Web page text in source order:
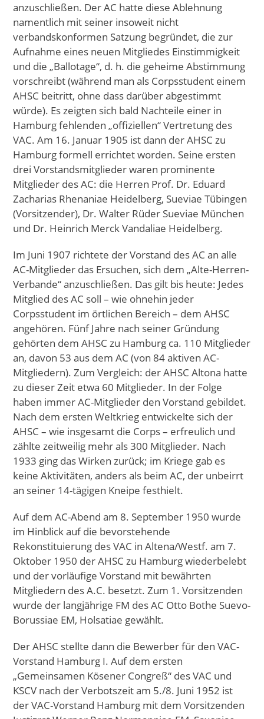
anzuschließen. Der AC hatte diese Ablehnung
namentlich mit seiner insoweit nicht
verbandskonformen Satzung begründet, die zur
Aufnahme eines neuen Mitgliedes Einstimmigkeit
und die „Ballotage“, d. h. die geheime Abstimmung
vorschreibt (während man als Corpsstudent einem
AHSC beitritt, ohne dass darüber abgestimmt
würde). Es zeigten sich bald Nachteile einer in
Hamburg fehlenden „offiziellen“ Vertretung des
VAC. Am 16. Januar 1905 ist dann der AHSC zu
Hamburg formell errichtet worden. Seine ersten
drei Vorstandsmitglieder waren prominente
Mitglieder des AC: die Herren Prof. Dr. Eduard
Zacharias Rhenaniae Heidelberg, Sueviae Tübingen
(Vorsitzender), Dr. Walter Rüder Sueviae München
und Dr. Heinrich Merck Vandaliae Heidelberg.
Im Juni 1907 richtete der Vorstand des AC an alle
AC-Mitglieder das Ersuchen, sich dem „Alte-Herren-
Verbande“ anzuschließen. Das gilt bis heute: Jedes
Mitglied des AC soll – wie ohnehin jeder
Corpsstudent im örtlichen Bereich – dem AHSC
angehören. Fünf Jahre nach seiner Gründung
gehörten dem AHSC zu Hamburg ca. 110 Mitglieder
an, davon 53 aus dem AC (von 84 aktiven AC-
Mitgliedern). Zum Vergleich: der AHSC Altona hatte
zu dieser Zeit etwa 60 Mitglieder. In der Folge
haben immer AC-Mitglieder den Vorstand gebildet.
Nach dem ersten Weltkrieg entwickelte sich der
AHSC – wie insgesamt die Corps – erfreulich und
zählte zeitweilig mehr als 300 Mitglieder. Nach
1933 ging das Wirken zurück; im Kriege gab es
keine Aktivitäten, anders als beim AC, der unbeirrt
an seiner 14-tägigen Kneipe festhielt.
Auf dem AC-Abend am 8. September 1950 wurde
im Hinblick auf die bevorstehende
Rekonstituierung des VAC in Altena/Westf. am 7.
Oktober 1950 der AHSC zu Hamburg wiederbelebt
und der vorläufige Vorstand mit bewährten
Mitgliedern des A.C. besetzt. Zum 1. Vorsitzenden
wurde der langjährige FM des AC Otto Bothe Suevo-
Borussiae EM, Holsatiae gewählt.
Der AHSC stellte dann die Bewerber für den VAC-
Vorstand Hamburg I. Auf dem ersten
„Gemeinsamen Kösener Congreß“ des VAC und
KSCV nach der Verbotszeit am 5./8. Juni 1952 ist
der VAC-Vorstand Hamburg mit dem Vorsitzenden